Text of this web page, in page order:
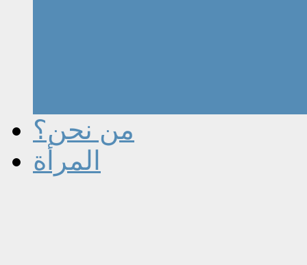
من نحن؟
المرأة